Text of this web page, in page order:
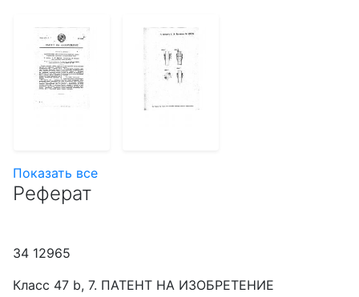
Показать все
Реферат
34 12965
Класс 47 b, 7. ПАТЕНТ НА ИЗОБРЕТЕНИЕ